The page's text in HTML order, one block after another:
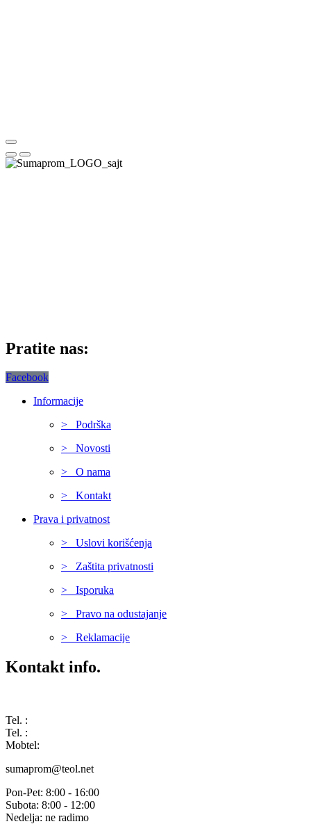
Pratite nas:
Facebook
Informacije
> Podrška
> Novosti
> O nama
> Kontakt
Prava i privatnost
> Uslovi korišćenja
> Zaštita privatnosti
> Isporuka
> Pravo na odustajanje
> Reklamacije
Kontakt info.
Tel. :
Tel. :
Mobtel:
sumaprom@teol.net
Pon-Pet: 8:00 - 16:00
Subota: 8:00 - 12:00
Nedelja: ne radimo